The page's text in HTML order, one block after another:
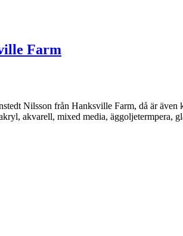
Farm
Nilsson från Hanksville Farm, då är även
akvarell, mixed media,